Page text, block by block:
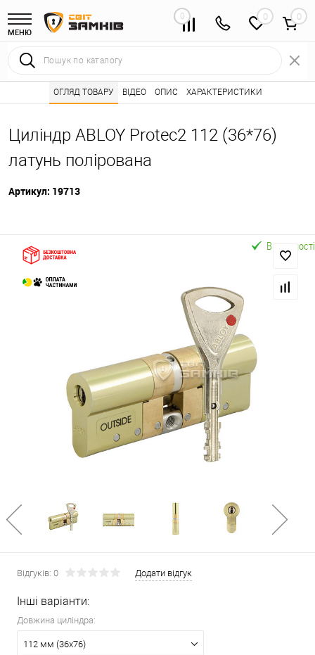
МЕНЮ
0 0
Інтернет магазин замків • Каталог товарів ⭐ • Серцевини
Циліндр ABLOY Protec2 112 (36*76)
латунь полірована
Артикул: 19713
ОГЛЯД ТОВАРУ ВІДЕО ОПИС ХАРАКТЕРИСТИКИ
Відгуків: 0 Додати відгук
Інші варіанти:
Довжина циліндра:
112 мм (36x76)
В наявності